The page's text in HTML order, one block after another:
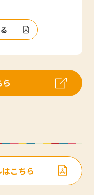
ら
こちら